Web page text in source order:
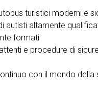
turistici moderni e
autisti altamente
formati
e procedure di
con il mondo della